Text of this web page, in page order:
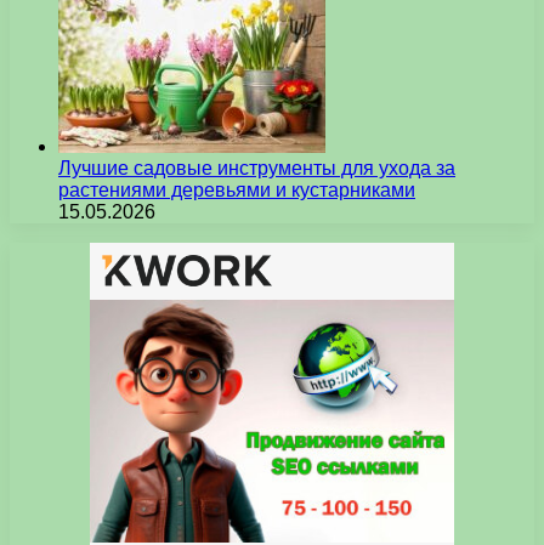
Лучшие садовые инструменты для ухода за
растениями деревьями и кустарниками
15.05.2026